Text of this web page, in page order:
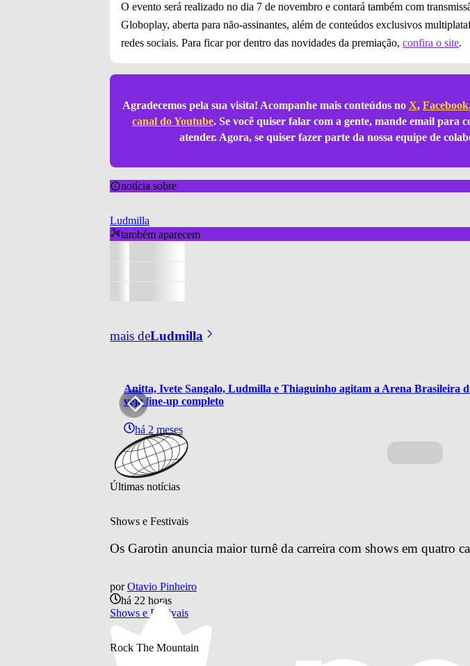
O evento será realizado no dia 7 de novembro e contará também com
Globoplay, aberta para não-assinantes, além de conteúdos exclusivos
redes sociais. Para ficar por dentro das novidades da premiação, confira o site.
Agradecemos pela sua visita! Acompanhe mais conteúdos no X, Facebook
canal do Youtube. Se você quiser falar com a gente, mande email para
atender. Agora, se quiser fazer parte da nossa equipe de
notícia sobre
Ludmilla
também aparecem
mais deLudmilla
Anitta, Ivete Sangalo, Ludmilla e Thiaguinho agitam a Arena Brasileira
veja line-up completo
há 2 meses
Últimas notícias
Shows e Festivais
Os Garotin anuncia maior turnê da carreira com shows em quatro
por Otavio Pinheiro
há 22 horas
Shows e Festivais
Rock The Mountain